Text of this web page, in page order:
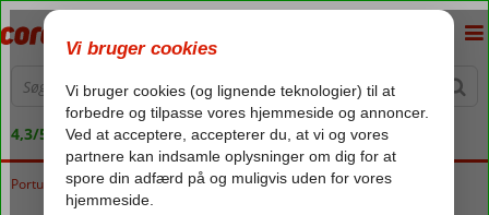
4,3/5 på Trustpilot
Forside
Portugal Madeira Funchal Golden Residence